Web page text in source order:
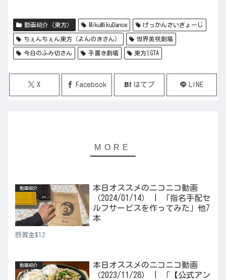
動画紹介（東方） MikuMikuDance げっかんさいぎょーじ
ちぇんちぇん東方（よんのきさん） 世界美咲劇場
今日のふみ切さん 手書き劇場 東方|GTA
X Facebook はてブ LINE
動画紹介
本日オススメのニコニコ動画
（2024/01/14） | 「指名手配セ
ルフサービスを作ってみた」他7
本
懸賞金$12
動画紹介
本日オススメのニコニコ動画
（2023/11/28） | 「【公式アン